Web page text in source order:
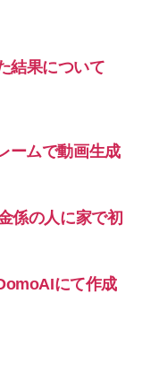
結果について
ームで動画生成
係の人に家で初
にて作成